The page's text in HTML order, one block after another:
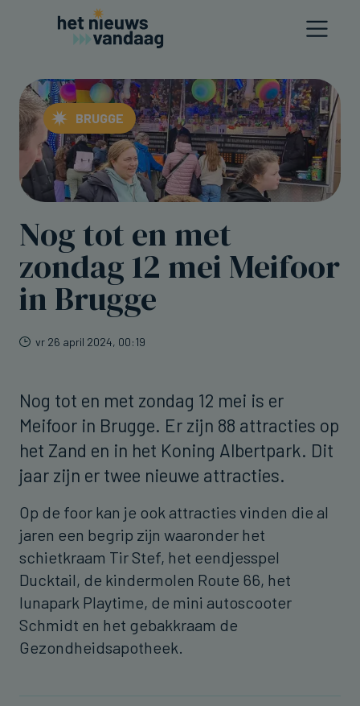
BRUGGE
Nog tot en met
zondag 12 mei Meifoor
in Brugge
vr 26 april 2024, 00:19
Nog tot en met zondag 12 mei is er
Meifoor in Brugge. Er zijn 88 attracties op
het Zand en in het Koning Albertpark. Dit
jaar zijn er twee nieuwe attracties.
Op de foor kan je ook attracties vinden die al
jaren een begrip zijn waaronder het
schietkraam Tir Stef, het eendjesspel
Ducktail, de kindermolen Route 66, het
lunapark Playtime, de mini autoscooter
Schmidt en het gebakkraam de
Gezondheidsapotheek.